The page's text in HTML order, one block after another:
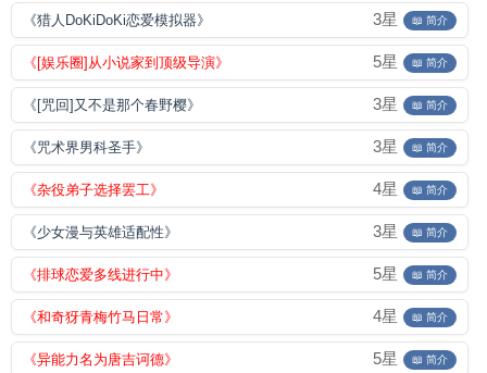
《猎人DoKiDoKi恋爱模拟器》 3星 📖 简介
《[娱乐圈]从小说家到顶级导演》 5星 📖 简介
《[咒回]又不是那个春野樱》 3星 📖 简介
《咒术界男科圣手》 3星 📖 简介
《杂役弟子选择罢工》 4星 📖 简介
《少女漫与英雄适配性》 3星 📖 简介
《排球恋爱多线进行中》 5星 📖 简介
《和奇犽青梅竹马日常》 4星 📖 简介
《异能力名为唐吉诃德》 5星 📖 简介